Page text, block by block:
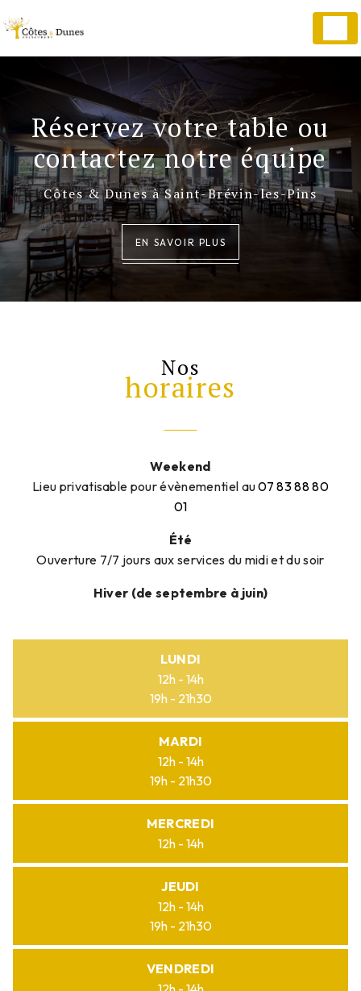
Réservez votre table ou
contactez notre équipe
Côtes & Dunes à Saint-Brévin-les-Pins
EN SAVOIR PLUS
Nos
horaires
Weekend
Lieu privatisable pour évènementiel au07 83 88 80
01
Été
Ouverture 7/7 jours aux services du midi et du soir
Hiver (de septembre à juin)
LUNDI
12h - 14h
19h - 21h30
MARDI
12h - 14h
19h - 21h30
MERCREDI
12h - 14h
JEUDI
12h - 14h
19h - 21h30
VENDREDI